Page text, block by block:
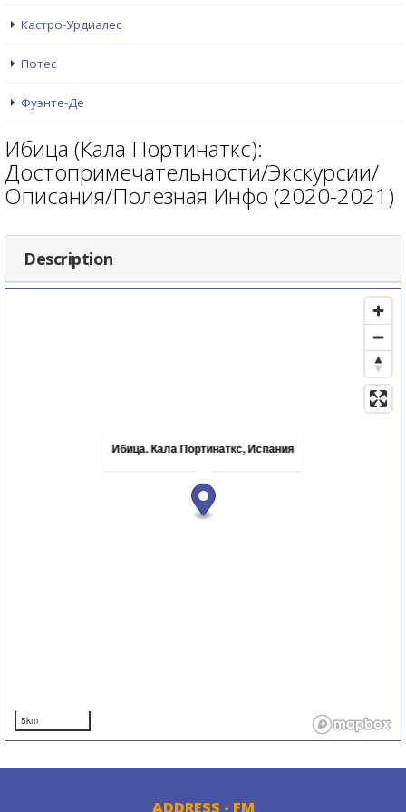
Кастро-Урдиалес
Потес
Фуэнте-Де
Ибица (Кала Портинаткс):
Достопримечательности/Экскурсии/
Описания/Полезная Инфо (2020-2021)
Description
5km
Ибица. Кала Портинаткс, Испания
ADDRESS - FM